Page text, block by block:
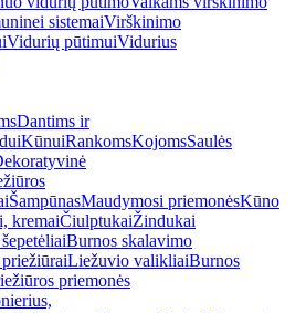
sistemaiVirškinimo
Vidurių pūtimuiVidurius
Dantims ir
KūnuiRankomsKojomsSaulės
ŠampūnasMaudymosi priemonėsKūno
kremaiČiulptukaiŽindukai
Burnos skalavimo
Liežuvio valikliaiBurnos
priemonės